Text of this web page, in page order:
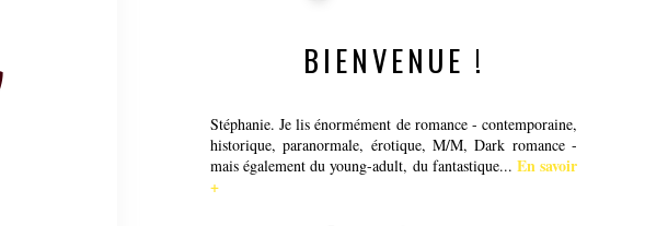
BIENVENUE !
Stéphanie. Je lis énormément de romance - contemporaine,
historique, paranormale, érotique, M/M, Dark romance -
mais également du young-adult, du fantastique... En savoir
+